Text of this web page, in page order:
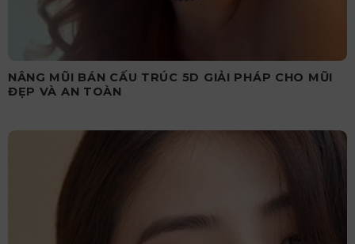
NÂNG MŨI BÁN CẤU TRÚC 5D GIẢI PHÁP CHO MŨI
ĐẸP VÀ AN TOÀN